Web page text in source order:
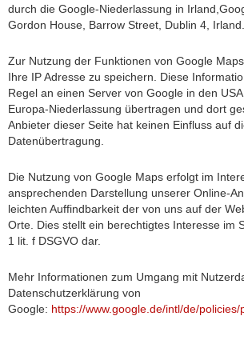
durch die Google-Niederlassung in
Gordon House, Barrow Street, Dublin 4, Irland.
Zur Nutzung der Funktionen von Google
Ihre IP Adresse zu speichern. Diese
Regel an einen Server von Google in den
Europa-Niederlassung übertragen und dort
Anbieter dieser Seite hat keinen Einfluss auf
Datenübertragung.
Die Nutzung von Google Maps erfolgt im
ansprechenden Darstellung unserer Online-
leichten Auffindbarkeit der von uns auf der
Orte. Dies stellt ein berechtigtes Interesse im
1 lit. f DSGVO dar.
Mehr Informationen zum Umgang mit
Datenschutzerklärung von
Google: https://www.google.de/intl/de/policies/